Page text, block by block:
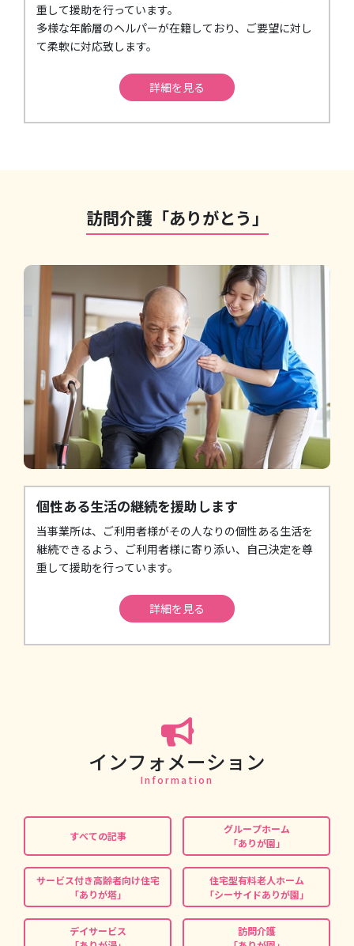
重して援助を行っています。
多様な年齢層のヘルパーが在籍しており、ご要望に対し
て柔軟に対応致します。
詳細を見る
訪問介護「ありがとう」
個性ある生活の継続を援助します
当事業所は、ご利用者様がその人なりの個性ある生活を
継続できるよう、ご利用者様に寄り添い、自己決定を尊
重して援助を行っています。
詳細を見る
インフォメーション
すべての記事
グループホーム
「ありが園」
サービス付き高齢者向け住宅
「ありが塔」
住宅型有料老人ホーム
「シーサイドありが園」
デイサービス
訪問介護